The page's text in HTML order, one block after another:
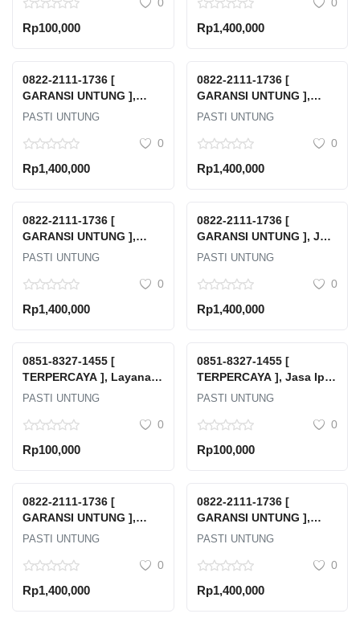
Of Industry
Rp100,000 Rp1,400,000
0822-2111-1736 [
GARANSI UNTUNG ],
Harga Emas Cukim Hari
PASTI UNTUNG
0
Rp1,400,000
0822-2111-1736 [
GARANSI UNTUNG ],
Harga Emas Cukim
PASTI UNTUNG
0
Rp1,400,000
0822-2111-1736 [
GARANSI UNTUNG ],
Harga Emas Cukim Hari
PASTI UNTUNG
0
Rp1,400,000
0822-2111-1736 [
GARANSI UNTUNG ], Jual
Emas Hasil Tambang
PASTI UNTUNG
0
Rp1,400,000
0851-8327-1455 [
TERPERCAYA ], Layanan
Pengolahan Limbah
PASTI UNTUNG
0
Rp100,000
0851-8327-1455 [
TERPERCAYA ], Jasa Ipal
Timor Tengah Utara
PASTI UNTUNG
0
Rp100,000
0822-2111-1736 [
GARANSI UNTUNG ],
Harga Emas Cukim
PASTI UNTUNG
0
Rp1,400,000
0822-2111-1736 [
GARANSI UNTUNG ],
Batu Emas Murni Tebing
PASTI UNTUNG
0
Rp1,400,000